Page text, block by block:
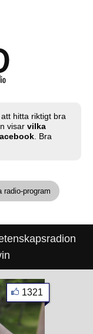
hitta riktigt bra
visar vilka
. Bra
radio-program
1321